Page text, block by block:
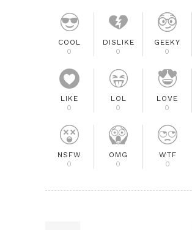
COOL
0
DISLIKE
0
GEEKY
0
LIKE
0
LOL
0
LOVE
0
NSFW
0
OMG
0
WTF
0